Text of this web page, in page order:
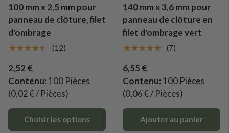
100 mm x 2,5 mm pour
panneau de clôture, filet
d'ombrage
★★★★★
(12)
2,52 €
Contenu: 100 Pièces
(0,02 € / Pièces)
Choisir les options
140 mm x 3,6 mm pour
panneau de clôture en
filet d'ombrage vert
★★★★★
(7)
6,55 €
Contenu: 100 Pièces
(0,06 € / Pièces)
Ajouter au panier